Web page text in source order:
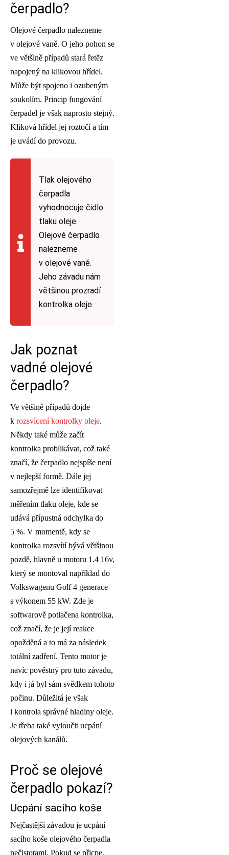
čerpadlo?
Olejové čerpadlo nalezneme
v olejové vaně. O jeho pohon se
ve většině případů stará řetěz
napojený na klikovou hřídel.
Může být spojeno i ozubeným
soukolím. Princip fungování
čerpadel je však naprosto stejný.
Kliková hřídel jej roztočí a tím
je uvádí do provozu.
Tlak olejového
čerpadla
vyhodnocuje čidlo
tlaku oleje.
Olejové čerpadlo
nalezneme
v olejové vaně.
Jeho závadu nám
většinou prozradí
kontrolka oleje.
Jak poznat
vadné olejové
čerpadlo?
Ve většině případů dojde
k rozsvícení kontrolky oleje.
Někdy také může začít
kontrolka problikávat, což také
značí, že čerpadlo nejspíše není
v nejlepší formě. Dále jej
samozřejmě lze identifikovat
měřením tlaku oleje, kde se
udává přípustná odchylka do
5 %. V momentě, kdy se
kontrolka rozsvítí bývá většinou
pozdě, hlavně u motoru 1.4 16v,
který se montoval například do
Volkswagenu Golf 4 generace
s výkonem 55 kW. Zde je
softwarově potlačena kontrolka,
což značí, že je její reakce
opožděná a to má za následek
totální zadření. Tento motor je
navíc pověstný pro tuto závadu,
kdy i já byl sám svědkem tohoto
počinu. Důležitá je však
i kontrola správné hladiny oleje.
Je třeba také vyloučit ucpání
olejových kanálů.
Proč se olejové
čerpadlo pokazí?
Ucpání sacího koše
Nejčastější závadou je ucpání
sacího koše olejového čerpadla
nečistotami. Pokud se přicpe,